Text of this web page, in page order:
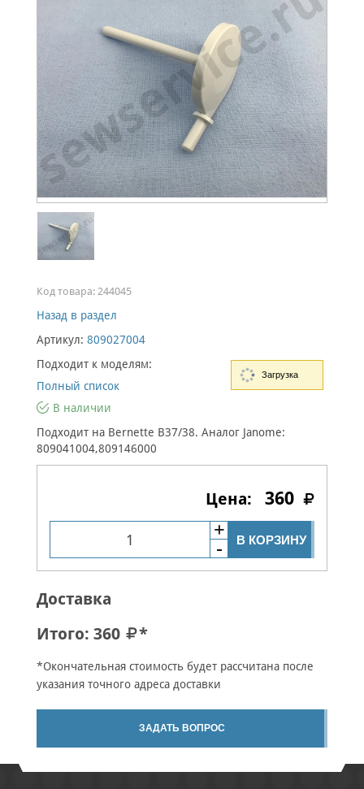
Код товара: 244045
Назад в раздел
Артикул: 809027004
Подходит к моделям:
Полный список
В наличии
Подходит на Bernette B37/38. Аналог Janome:
809041004,809146000
360
В КОРЗИНУ
Доставка
Итого: 360 *
*Окончательная стоимость будет рассчитана после
указания точного адреса доставки
ЗАДАТЬ ВОПРОС
Загрузка